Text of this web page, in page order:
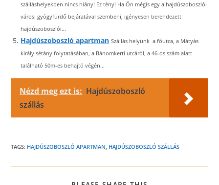
szálláshelyekben nincs hiány! Ez tény! Ha Ön mégis egy a hajdúszoboszlói
városi gyógyfürdő bejáratával szembeni, igényesen berendezett
hajdúszoboszlói...
Hajdúszoboszló apartman Szállás helyünk a főutca, a Mátyás
király sétány folytatásában, a Bánomkerti utcáról, a 46-os szám alatt
található 50m-es behajtó végén...
Nézd meg ezt is: Hajdúszoboszló
szállás
TAGS: HAJDÚSZOBOSZLÓ APARTMAN, HAJDÚSZOBOSZLÓ SZÁLLÁS